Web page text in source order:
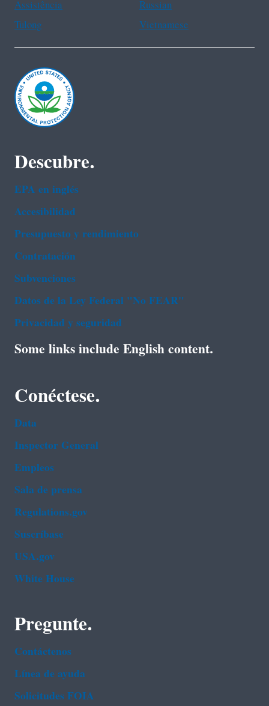
Assistência
Russian
Tulong
Vietnamese
Descubre.
EPA en ingl‌és
Accesibilidad
Presupuesto y rendimiento
Contratación
Subvenciones
Datos de la Ley Federal "No FEAR"
Privacidad y seguridad
Some links include English content.
Conéctese.
Data
Inspector General
Empleos
Sala de prensa
Regulations.gov
Suscríbase
USA.gov
White House
Pregunte.
Contáctenos
Línea de ayuda
Solicitudes FOIA